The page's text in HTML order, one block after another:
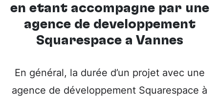
en étant accompagné par une
agence de développement
Squarespace à Vannes
En général, la durée d’un projet avec une
agence de développement Squarespace à